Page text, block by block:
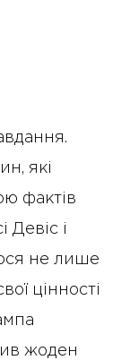
які
фактів
Девіс і
не лише
цінності
жоден